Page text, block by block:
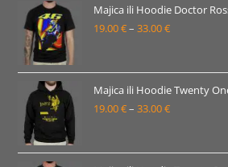
19.00 €
do
Majica ili Hoodie Doctor
19.00€– 33.00€Raspon
od
19.00 €
do
Majica ili Hoodie Twenty
19.00€– 33.00€Raspon
od